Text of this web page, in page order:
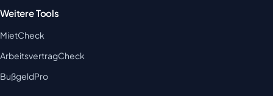
Weitere Tools
MietCheck
ArbeitsvertragCheck
BußgeldPro